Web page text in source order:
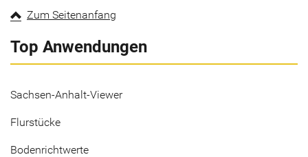
Zum Seitenanfang
Top Anwendungen
Sachsen-Anhalt-Viewer
Flurstücke
Bodenrichtwerte